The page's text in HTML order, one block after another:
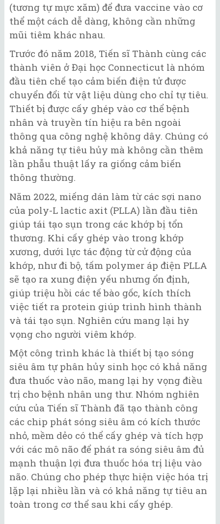
(tương tự mực xăm) để đưa vaccine vào cơ
thể một cách dễ dàng, không cần những
mũi tiêm khác nhau.
Trước đó năm 2018, Tiến sĩ Thành cùng các
thành viên ở Đại học Connecticut là nhóm
đầu tiên chế tạo cảm biến điện tử được
chuyển đổi từ vật liệu dùng cho chỉ tự tiêu.
Thiết bị được cấy ghép vào cơ thể bệnh
nhân và truyền tín hiệu ra bên ngoài
thông qua công nghệ không dây. Chúng có
khả năng tự tiêu hủy mà không cần thêm
lần phẫu thuật lấy ra giống cảm biến
thông thường.
Năm 2022, miếng dán làm từ các sợi nano
của poly-L lactic axit (PLLA) lần đầu tiên
giúp tái tạo sụn trong các khớp bị tổn
thương. Khi cấy ghép vào trong khớp
xương, dưới lực tác động từ cử động của
khớp, như đi bộ, tấm polymer áp điện PLLA
sẽ tạo ra xung điện yếu nhưng ổn định,
giúp triệu hồi các tế bào gốc, kích thích
việc tiết ra protein giúp trình hình thành
và tái tạo sụn. Nghiên cứu mang lại hy
vọng cho người viêm khớp.
Một công trình khác là thiết bị tạo sóng
siêu âm tự phân hủy sinh học có khả năng
đưa thuốc vào não, mang lại hy vọng điều
trị cho bệnh nhân ung thư. Nhóm nghiên
cứu của Tiến sĩ Thành đã tạo thành công
các chip phát sóng siêu âm có kích thước
nhỏ, mềm dẻo có thể cấy ghép và tích hợp
với các mô não để phát ra sóng siêu âm đủ
mạnh thuận lợi đưa thuốc hóa trị liệu vào
não. Chúng cho phép thực hiện việc hóa trị
lặp lại nhiều lần và có khả năng tự tiêu an
toàn trong cơ thể sau khi cấy ghép.